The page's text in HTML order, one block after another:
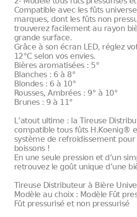
Compatible avec les fûts
marques, dont les fûts non
trouverez facilement au rayon
grande surface.
Grâce à son écran LED, réglez
12°C selon vos envies.
Bières aromatisées : 5°
Blanches : 6 à 8°
Blondes : 6 à 10°
Rousses, Ambrées : 9° à 10°
Brunes : 9 à 11°
L’atout ultime : la Tireuse
compatible tous fûts H.Koenig®
système de refroidissement
boissons !
En une seule pression et d’un
retrouvez le goût unique d’une
Tireuse Distributeur à Bière
Modèle au choix : Modèle Fût
Fût pressurisé et non pressurisé